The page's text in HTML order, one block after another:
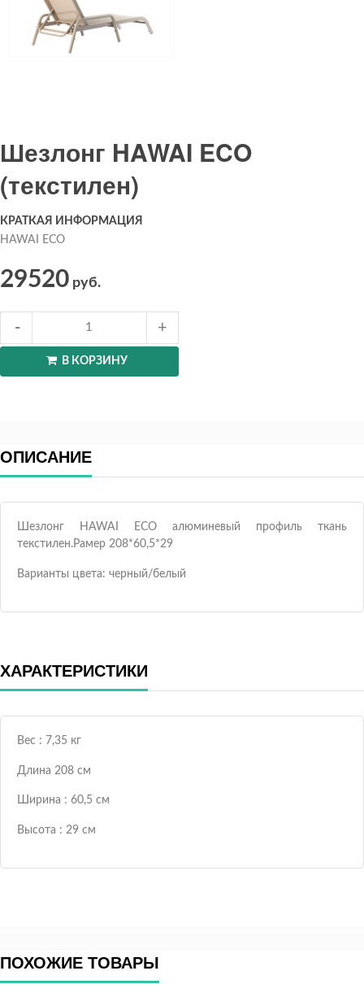
Шезлонг HAWAI ECO
(текстилен)
КРАТКАЯ ИНФОРМАЦИЯ
HAWAI ECO
29520 руб.
В КОРЗИНУ
ОПИСАНИЕ
Шезлонг HAWAI ECO алюминевый профиль ткань
текстилен.Рамер 208*60,5*29
Варианты цвета: черный/белый
ХАРАКТЕРИСТИКИ
Вес : 7,35 кг
Длина 208 см
Ширина : 60,5 см
Высота : 29 см
ПОХОЖИЕ ТОВАРЫ